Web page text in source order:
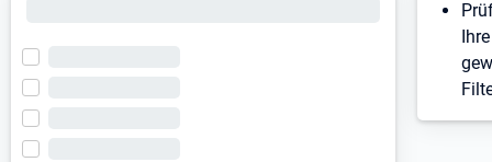
Ihre